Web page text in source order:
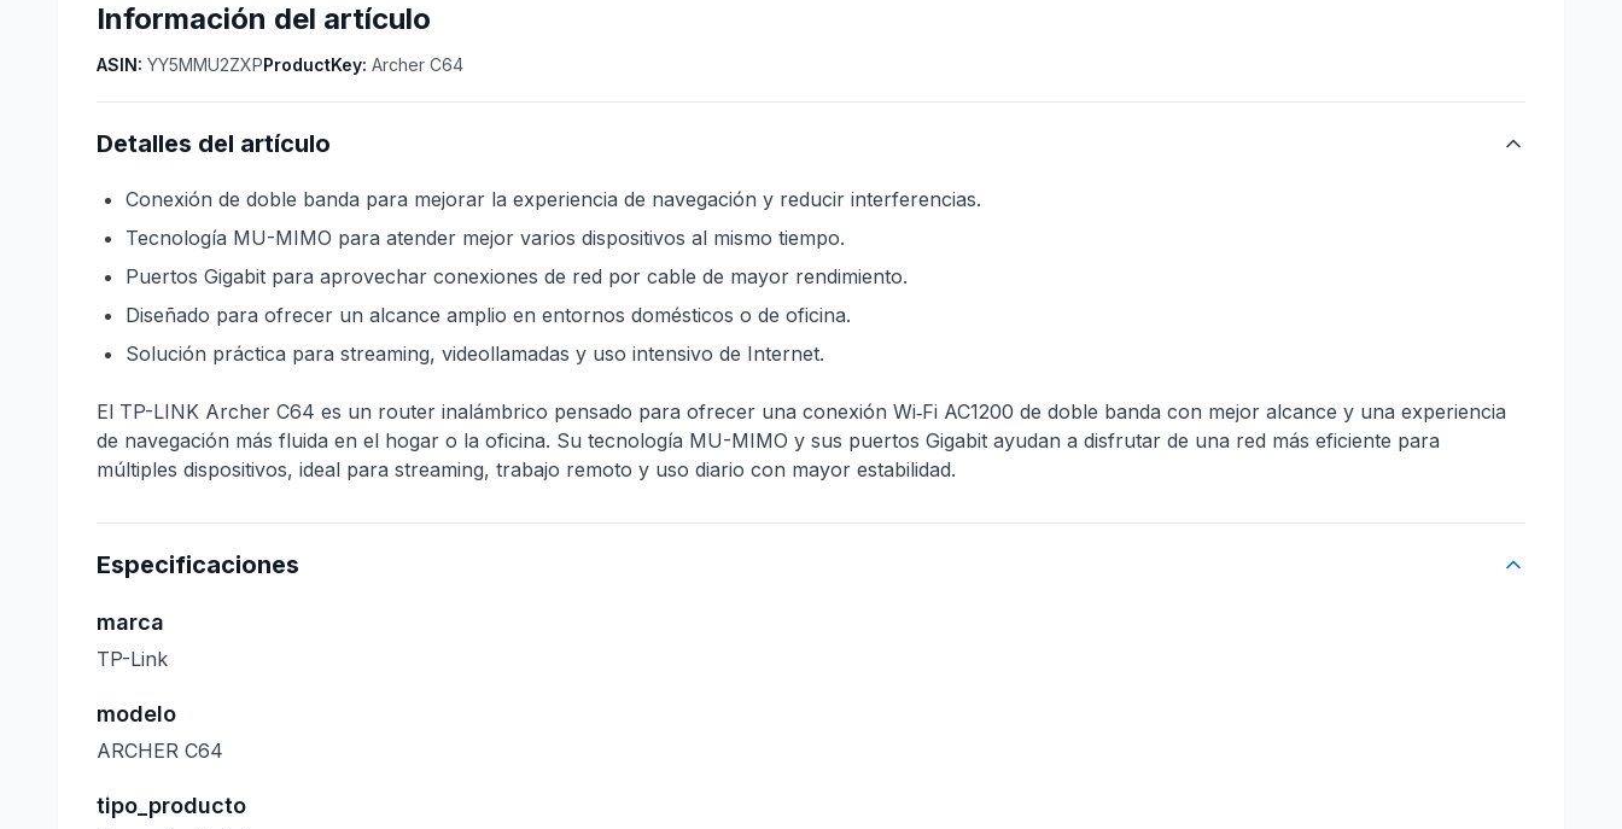
Información del artículo
ASIN: YY5MMU2ZXPProductKey: Archer C64
Detalles del artículo
Conexión de doble banda para mejorar la experiencia de navegación y reducir interferencias.
Tecnología MU-MIMO para atender mejor varios dispositivos al mismo tiempo.
Puertos Gigabit para aprovechar conexiones de red por cable de mayor rendimiento.
Diseñado para ofrecer un alcance amplio en entornos domésticos o de oficina.
Solución práctica para streaming, videollamadas y uso intensivo de Internet.
El TP-LINK Archer C64 es un router inalámbrico pensado para ofrecer una conexión Wi‑Fi AC1200 de doble banda con mejor alcance y una experiencia
de navegación más fluida en el hogar o la oficina. Su tecnología MU-MIMO y sus puertos Gigabit ayudan a disfrutar de una red más eficiente para
múltiples dispositivos, ideal para streaming, trabajo remoto y uso diario con mayor estabilidad.
Especificaciones
marca
TP-Link
modelo
ARCHER C64
tipo_producto